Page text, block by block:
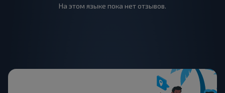
На этом языке пока нет отзывов.